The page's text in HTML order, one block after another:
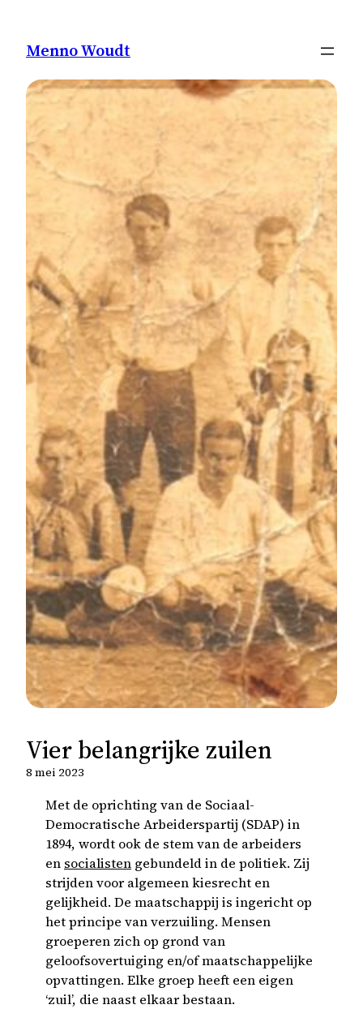
Menno Woudt
Vier belangrijke zuilen
8 mei 2023
Met de oprichting van de Sociaal-
Democratische Arbeiderspartij (SDAP) in
1894, wordt ook de stem van de arbeiders
en socialisten gebundeld in de politiek. Zij
strijden voor algemeen kiesrecht en
gelijkheid. De maatschappij is ingericht op
het principe van verzuiling. Mensen
groeperen zich op grond van
geloofsovertuiging en/of maatschappelijke
opvattingen. Elke groep heeft een eigen
‘zuil’, die naast elkaar bestaan.